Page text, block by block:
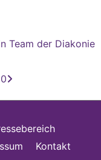
Team der Diakonie
Nächster
Kontakt